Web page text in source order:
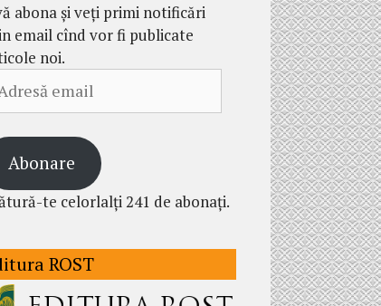
abona și veți primi notificări
email cînd vor fi publicate
noi.
Abonare
te celorlalți 241 de abonați.
ROST